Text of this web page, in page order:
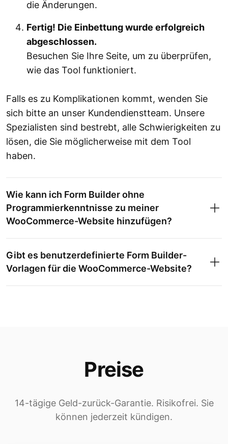
die Änderungen.
Fertig! Die Einbettung wurde erfolgreich
abgeschlossen.
Besuchen Sie Ihre Seite, um zu überprüfen,
wie das Tool funktioniert.
Falls es zu Komplikationen kommt, wenden Sie
sich bitte an unser Kundendienstteam. Unsere
Spezialisten sind bestrebt, alle Schwierigkeiten zu
lösen, die Sie möglicherweise mit dem Tool
haben.
Wie kann ich Form Builder ohne
Programmierkenntnisse zu meiner
WooCommerce-Website hinzufügen?
Gibt es benutzerdefinierte Form Builder-
Vorlagen für die WooCommerce-Website?
Preise
14-tägige Geld-zurück-Garantie. Risikofrei. Sie
können jederzeit kündigen.